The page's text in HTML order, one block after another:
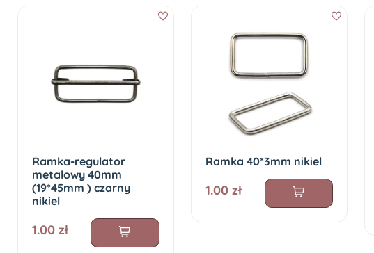
Ramka-regulator
metalowy 40mm
(19*45mm ) czarny
nikiel
1.00 zł
Ramka 40*3mm nikiel
1.00 zł